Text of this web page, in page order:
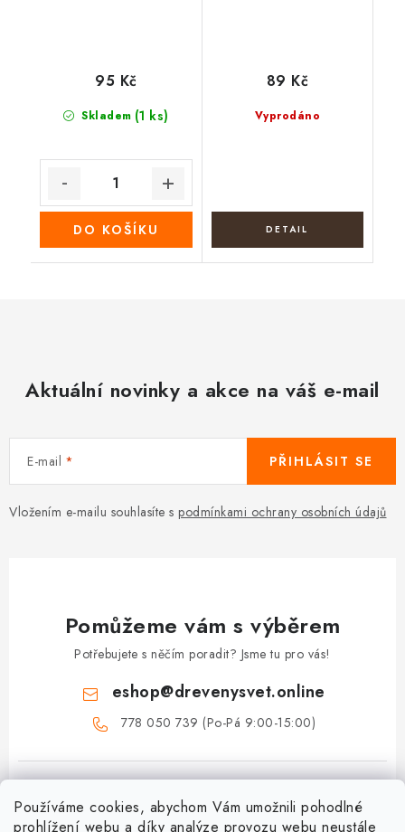
Používáme cookies, abychom Vám umožnili pohodlné
prohlížení webu a díky analýze provozu webu neustále
Skladem (1 ks)
95 Kč
DO KOŠÍKU
Vyprodáno
89 Kč
Aktuální novinky a akce na váš e-mail
E-mail
Vložením e-mailu souhlasíte s podmínkami ochrany osobních údajů
PŘIHLÁSIT SE
Pomůžeme vám s výběrem
Potřebujete s něčím poradit? Jsme tu pro vás!
eshop@drevenysvet.online
778 050 739 (Po-Pá 9:00-15:00)